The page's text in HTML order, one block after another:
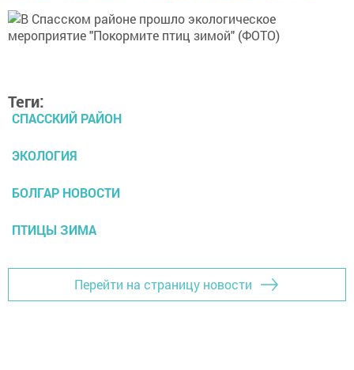
Теги:
СПАССКИЙ РАЙОН
ЭКОЛОГИЯ
БОЛГАР НОВОСТИ
ПТИЦЫ ЗИМА
Перейти на страницу новости